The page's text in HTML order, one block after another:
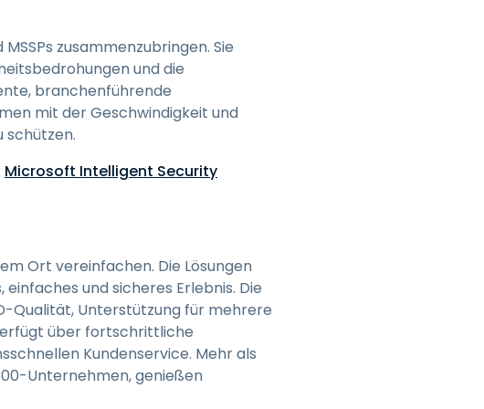
zusammenzubringen. Sie
und die
branchenführende
mit der Geschwindigkeit und
schützen.
Microsoft Intelligent Security
Ort vereinfachen. Die Lösungen
und sicheres Erlebnis. Die
Qualität, Unterstützung für mehrere
über fortschrittliche
Kundenservice. Mehr als
Unternehmen, genießen